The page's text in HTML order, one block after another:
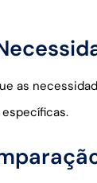
as